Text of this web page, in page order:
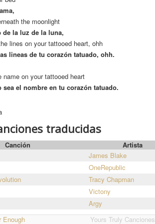
the moonlight
de la luz de la luna,
lines on your tattooed heart, ohh
lineas de tu corazón tatuado, ohh.
name on your tattooed heart
el nombre en tu corazón tatuado.
traducidas
Canción
Artista
James Blake
OneRepublic
Tracy Chapman
Victony
Argy
Enough
Yours Truly Canciones